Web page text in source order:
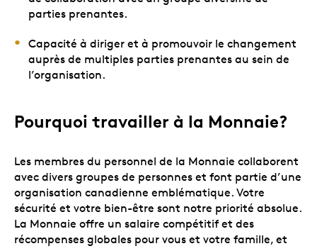
parties prenantes.
Capacité à diriger et à promouvoir le changement
auprès de multiples parties prenantes au sein de
l’organisation.
Pourquoi travailler à la Monnaie?
Les membres du personnel de la Monnaie collaborent
avec divers groupes de personnes et font partie d’une
organisation canadienne emblématique. Votre
sécurité et votre bien-être sont notre priorité absolue.
La Monnaie offre un salaire compétitif et des
récompenses globales pour vous et votre famille, et